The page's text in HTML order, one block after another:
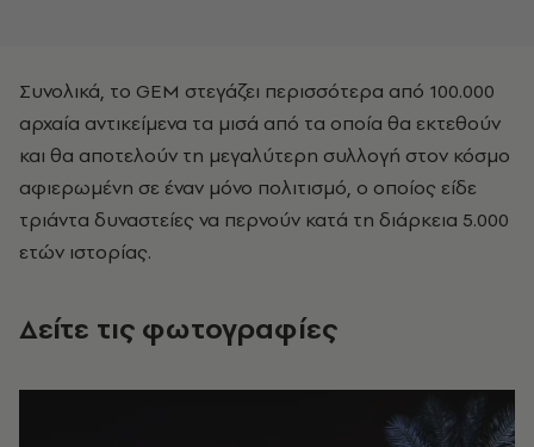
Συνολικά, το GEM στεγάζει περισσότερα από 100.000
αρχαία αντικείμενα τα μισά από τα οποία θα εκτεθούν
και θα αποτελούν τη μεγαλύτερη συλλογή στον κόσμο
αφιερωμένη σε έναν μόνο πολιτισμό, ο οποίος είδε
τριάντα δυναστείες να περνούν κατά τη διάρκεια 5.000
ετών ιστορίας.
Δείτε τις φωτογραφίες